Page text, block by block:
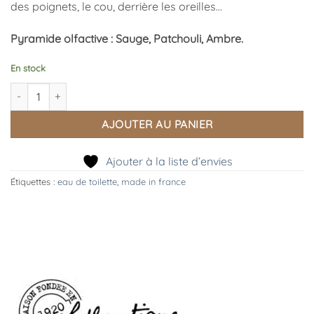
des poignets, le cou, derrière les oreilles…
Pyramide olfactive : Sauge, Patchouli, Ambre.
En stock
quantité de Eau de Toilette Patchouli
AJOUTER AU PANIER
Ajouter à la liste d’envies
Étiquettes : eau de toilette made in france